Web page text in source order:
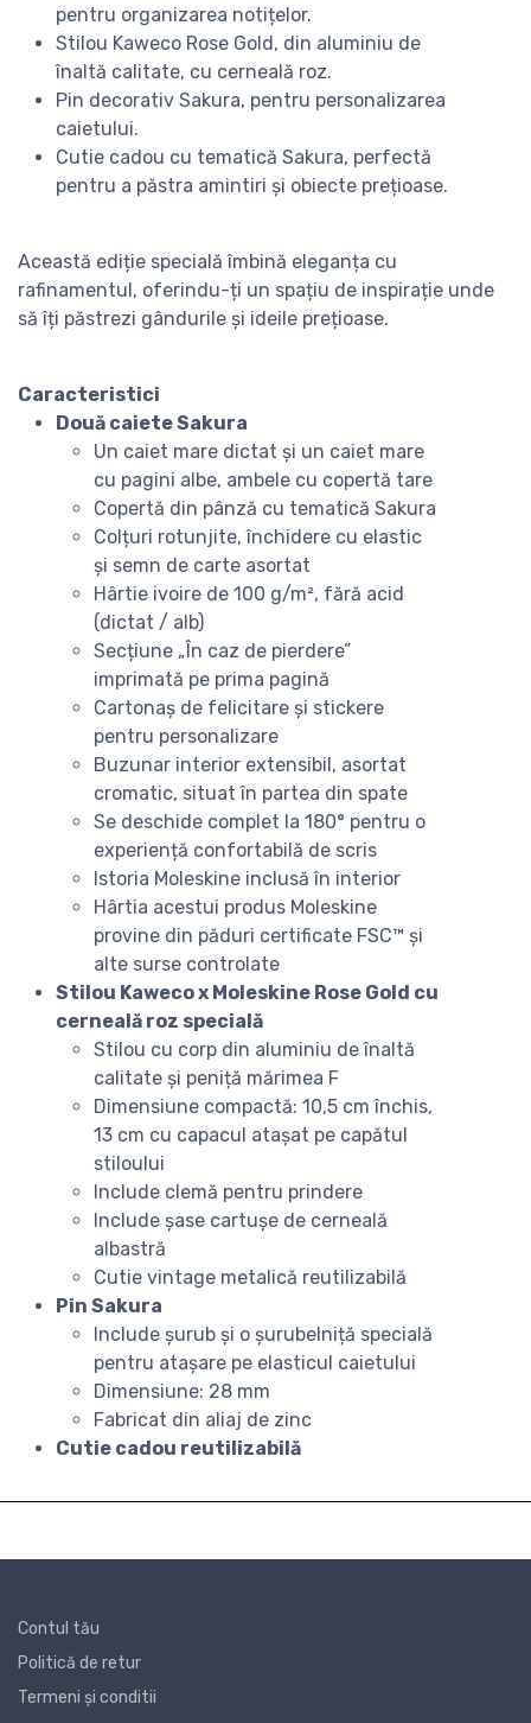
pentru organizarea notițelor.
Stilou Kaweco Rose Gold, din aluminiu de
înaltă calitate, cu cerneală roz.
Pin decorativ Sakura, pentru personalizarea
caietului.
Cutie cadou cu tematică Sakura, perfectă
pentru a păstra amintiri și obiecte prețioase.
Această ediție specială îmbină eleganța cu
rafinamentul, oferindu-ți un spațiu de inspirație unde
să îți păstrezi gândurile și ideile prețioase.
Caracteristici
Două caiete Sakura
Un caiet mare dictat și un caiet mare
cu pagini albe, ambele cu copertă tare
Copertă din pânză cu tematică Sakura
Colțuri rotunjite, închidere cu elastic
și semn de carte asortat
Hârtie ivoire de 100 g/m², fără acid
(dictat / alb)
Secțiune „În caz de pierdere”
imprimată pe prima pagină
Cartonaș de felicitare și stickere
pentru personalizare
Buzunar interior extensibil, asortat
cromatic, situat în partea din spate
Se deschide complet la 180° pentru o
experiență confortabilă de scris
Istoria Moleskine inclusă în interior
Hârtia acestui produs Moleskine
provine din păduri certificate FSC™ și
alte surse controlate
Stilou Kaweco x Moleskine Rose Gold cu
cerneală roz specială
Stilou cu corp din aluminiu de înaltă
calitate și peniță mărimea F
Dimensiune compactă: 10,5 cm închis,
13 cm cu capacul atașat pe capătul
stiloului
Include clemă pentru prindere
Include șase cartușe de cerneală
albastră
Cutie vintage metalică reutilizabilă
Pin Sakura
Include șurub și o șurubelniță specială
pentru atașare pe elasticul caietului
Dimensiune: 28 mm
Fabricat din aliaj de zinc
Cutie cadou reutilizabilă
Contul tău
Politică de retur
Termeni și conditii